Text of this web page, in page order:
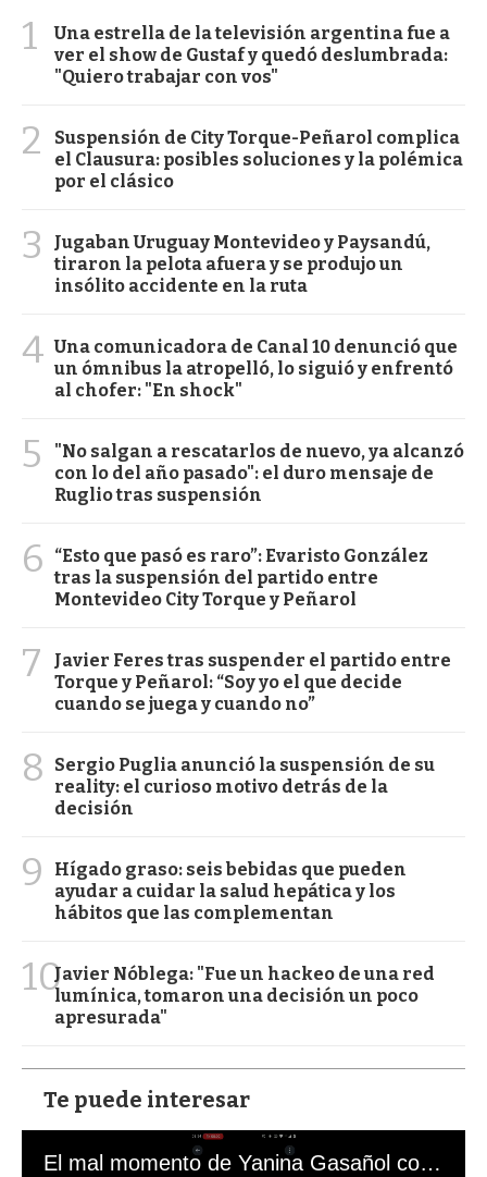
1
Una estrella de la televisión argentina fue a
ver el show de Gustaf y quedó deslumbrada:
"Quiero trabajar con vos"
2
Suspensión de City Torque-Peñarol complica
el Clausura: posibles soluciones y la polémica
por el clásico
3
Jugaban Uruguay Montevideo y Paysandú,
tiraron la pelota afuera y se produjo un
insólito accidente en la ruta
4 Una comunicadora de Canal 10 denunció que
un ómnibus la atropelló, lo siguió y enfrentó
al chofer: "En shock"
5
"No salgan a rescatarlos de nuevo, ya alcanzó
con lo del año pasado": el duro mensaje de
Ruglio tras suspensión
6
“Esto que pasó es raro”: Evaristo González
tras la suspensión del partido entre
Montevideo City Torque y Peñarol
7
Javier Feres tras suspender el partido entre
Torque y Peñarol: “Soy yo el que decide
cuando se juega y cuando no”
8
Sergio Puglia anunció la suspensión de su
reality: el curioso motivo detrás de la
decisión
9
Hígado graso: seis bebidas que pueden
ayudar a cuidar la salud hepática y los
hábitos que las complementan
10Javier Nóblega: "Fue un hackeo de una red
lumínica, tomaron una decisión un poco
apresurada"
Te puede interesar
El mal momento de Yanina Gasañol con un hincha argentino en "Subrayado"